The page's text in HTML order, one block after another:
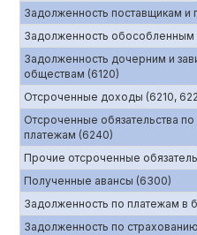
Задолженность поставщикам и
Задолженность обособленным
Задолженность дочерним и
обществам (6120)
Отсроченные доходы (6210,
Отсроченные обязательства
платежам (6240)
Прочие отсроченные
Полученные авансы (6300)
Задолженность по платежам в
Задолженность по